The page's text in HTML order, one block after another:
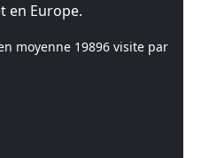
en Europe.
moyenne 19896 visite par